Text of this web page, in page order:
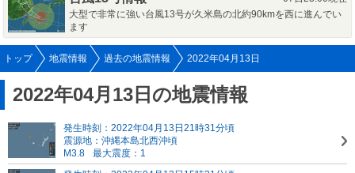
大型で非常に強い台風13号が久米島の北約90kmを西に進んでい
ます
トップ 地震情報 過去の地震情報 2022年04月13日
2022年04月13日の地震情報
発生時刻：2022年04月13日21時31分頃
震源地：沖縄本島北西沖頃
M3.8
最大震度：1